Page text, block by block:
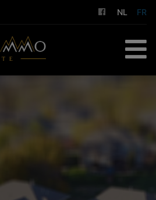
NL FR
NOS SERVICES